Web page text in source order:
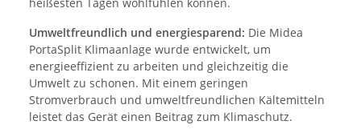
Umweltfreundlich und energiesparend: Die Midea
PortaSplit Klimaanlage wurde entwickelt, um
energieeffizient zu arbeiten und gleichzeitig die
Umwelt zu schonen. Mit einem geringen
Stromverbrauch und umweltfreundlichen Kältemitteln
leistet das Gerät einen Beitrag zum Klimaschutz.